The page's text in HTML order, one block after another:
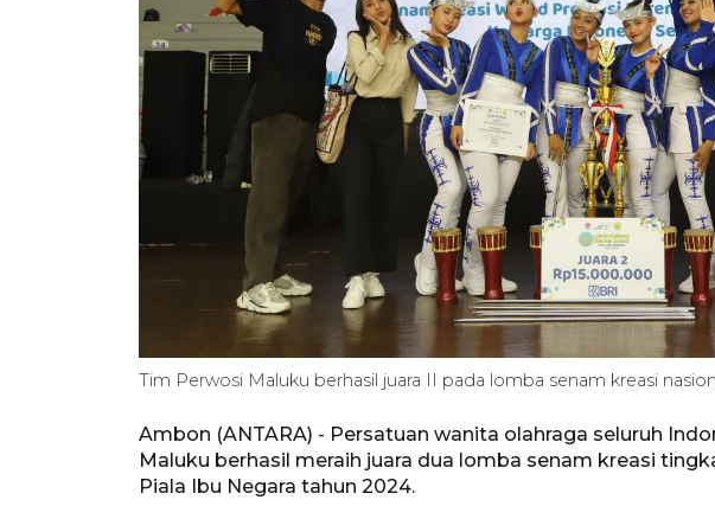
Tim Perwosi Maluku berhasil juara II pada lomba senam kreasi
Ambon (ANTARA) - Persatuan wanita olahraga seluruh
Maluku berhasil meraih juara dua lomba senam kreasi
Piala Ibu Negara tahun 2024.